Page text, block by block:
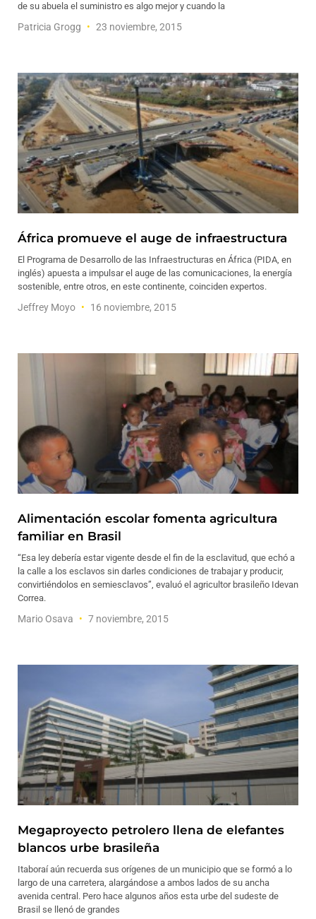
de su abuela el suministro es algo mejor y cuando la
Patricia Grogg 23 noviembre, 2015
África promueve el auge de infraestructura
El Programa de Desarrollo de las Infraestructuras en África (PIDA, en
inglés) apuesta a impulsar el auge de las comunicaciones, la energía
sostenible, entre otros, en este continente, coinciden expertos.
Jeffrey Moyo 16 noviembre, 2015
Alimentación escolar fomenta agricultura
familiar en Brasil
“Esa ley debería estar vigente desde el fin de la esclavitud, que echó a
la calle a los esclavos sin darles condiciones de trabajar y producir,
convirtiéndolos en semiesclavos”, evaluó el agricultor brasileño Idevan
Correa.
Mario Osava 7 noviembre, 2015
Megaproyecto petrolero llena de elefantes
blancos urbe brasileña
Itaboraí aún recuerda sus orígenes de un municipio que se formó a lo
largo de una carretera, alargándose a ambos lados de su ancha
avenida central. Pero hace algunos años esta urbe del sudeste de
Brasil se llenó de grandes